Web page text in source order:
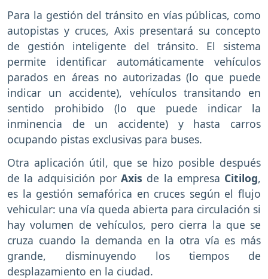
Para la gestión del tránsito en vías públicas, como
autopistas y cruces, Axis presentará su concepto
de gestión inteligente del tránsito. El sistema
permite identificar automáticamente vehículos
parados en áreas no autorizadas (lo que puede
indicar un accidente), vehículos transitando en
sentido prohibido (lo que puede indicar la
inminencia de un accidente) y hasta carros
ocupando pistas exclusivas para buses.
Otra aplicación útil, que se hizo posible después
de la adquisición por Axis de la empresa Citilog,
es la gestión semafórica en cruces según el flujo
vehicular: una vía queda abierta para circulación si
hay volumen de vehículos, pero cierra la que se
cruza cuando la demanda en la otra vía es más
grande, disminuyendo los tiempos de
desplazamiento en la ciudad.